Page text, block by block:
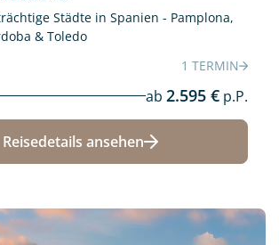
Städte in Spanien - Pamplona,
& Toledo
1 TERMIN
ab 2.595 € p.P.
Reisedetails ansehen